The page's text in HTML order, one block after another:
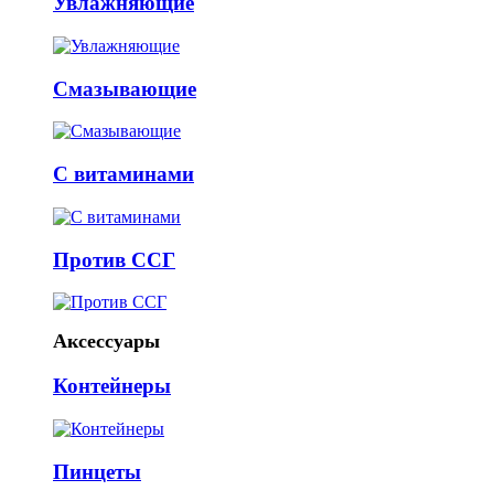
Смазывающие
С витаминами
Против ССГ
Аксессуары
Контейнеры
Пинцеты